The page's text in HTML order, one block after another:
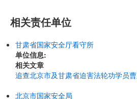
相关责任单位
甘肃省国家安全厅看守所
单位信息:
相关文章
追查北京市及甘肃省迫害法轮功学员
北京市国家安全局